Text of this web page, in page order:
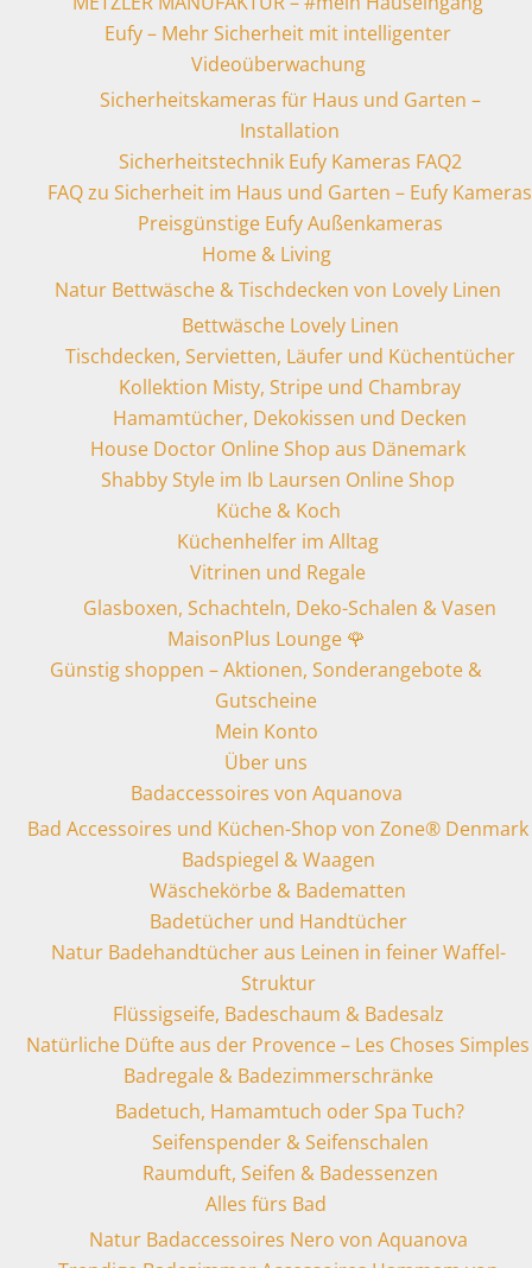
Eufy – Mehr Sicherheit mit intelligenter
Videoüberwachung
Sicherheitskameras für Haus und Garten –
Installation
Sicherheitstechnik Eufy Kameras FAQ2
FAQ zu Sicherheit im Haus und Garten – Eufy Kameras
Preisgünstige Eufy Außenkameras
Home & Living
Natur Bettwäsche & Tischdecken von Lovely Linen
Bettwäsche Lovely Linen
Tischdecken, Servietten, Läufer und Küchentücher
Kollektion Misty, Stripe und Chambray
Hamamtücher, Dekokissen und Decken
House Doctor Online Shop aus Dänemark
Shabby Style im Ib Laursen Online Shop
Küche & Koch
Küchenhelfer im Alltag
Vitrinen und Regale
Glasboxen, Schachteln, Deko-Schalen & Vasen
MaisonPlus Lounge 🌹
Günstig shoppen – Aktionen, Sonderangebote &
Gutscheine
Mein Konto
Über uns
Badaccessoires von Aquanova
Bad Accessoires und Küchen-Shop von Zone® Denmark
Badspiegel & Waagen
Wäschekörbe & Badematten
Badetücher und Handtücher
Natur Badehandtücher aus Leinen in feiner Waffel-
Struktur
Flüssigseife, Badeschaum & Badesalz
Natürliche Düfte aus der Provence – Les Choses Simples
Badregale & Badezimmerschränke
Badetuch, Hamamtuch oder Spa Tuch?
Seifenspender & Seifenschalen
Raumduft, Seifen & Badessenzen
Alles fürs Bad
Natur Badaccessoires Nero von Aquanova